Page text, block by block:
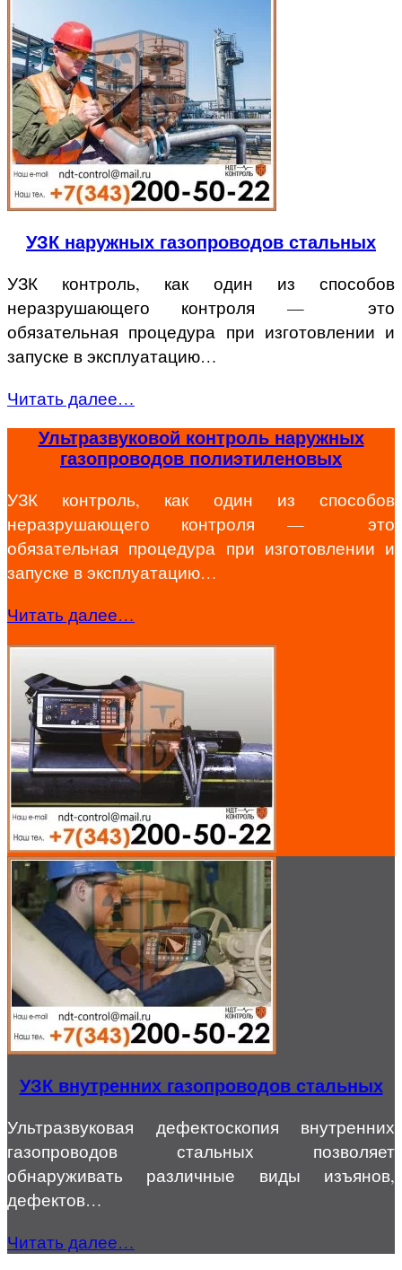
УЗК наружных газопроводов стальных
УЗК контроль, как один из способов
неразрушающего контроля — это
обязательная процедура при изготовлении и
запуске в эксплуатацию…
Читать далее…
Ультразвуковой контроль наружных
газопроводов полиэтиленовых
УЗК контроль, как один из способов
неразрушающего контроля — это
обязательная процедура при изготовлении и
запуске в эксплуатацию…
Читать далее…
УЗК внутренних газопроводов стальных
Ультразвуковая дефектоскопия внутренних
газопроводов стальных позволяет
обнаруживать различные виды изъянов,
дефектов…
Читать далее…